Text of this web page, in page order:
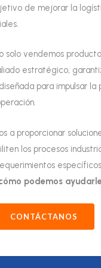
de mejorar la
solo vendemos
estratégico,
para impulsar
a proporcionar
los procesos
podemos
CONTÁCTANOS